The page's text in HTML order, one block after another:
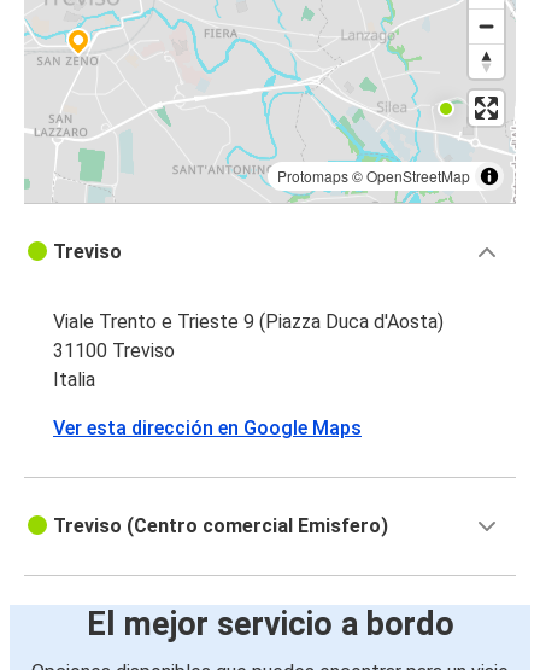
Protomaps©OpenStreetMap
Treviso
Viale Trento e Trieste 9 (Piazza Duca d'Aosta)
31100 Treviso
Italia
Ver esta dirección en Google Maps
Treviso (Centro comercial Emisfero)
El mejor servicio a bordo